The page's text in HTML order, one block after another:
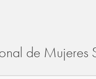
de Mujeres